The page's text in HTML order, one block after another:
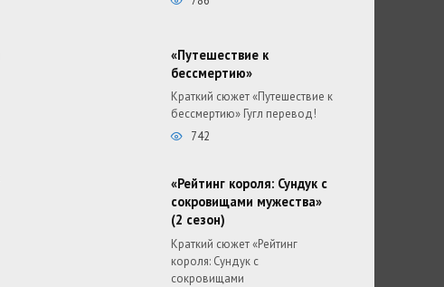
«Путешествие к
бессмертию»
Краткий сюжет «Путешествие к
бессмертию» Гугл перевод!
742
«Рейтинг короля: Сундук с
сокровищами мужества»
(2 сезон)
Краткий сюжет «Рейтинг
короля: Сундук с
сокровищами